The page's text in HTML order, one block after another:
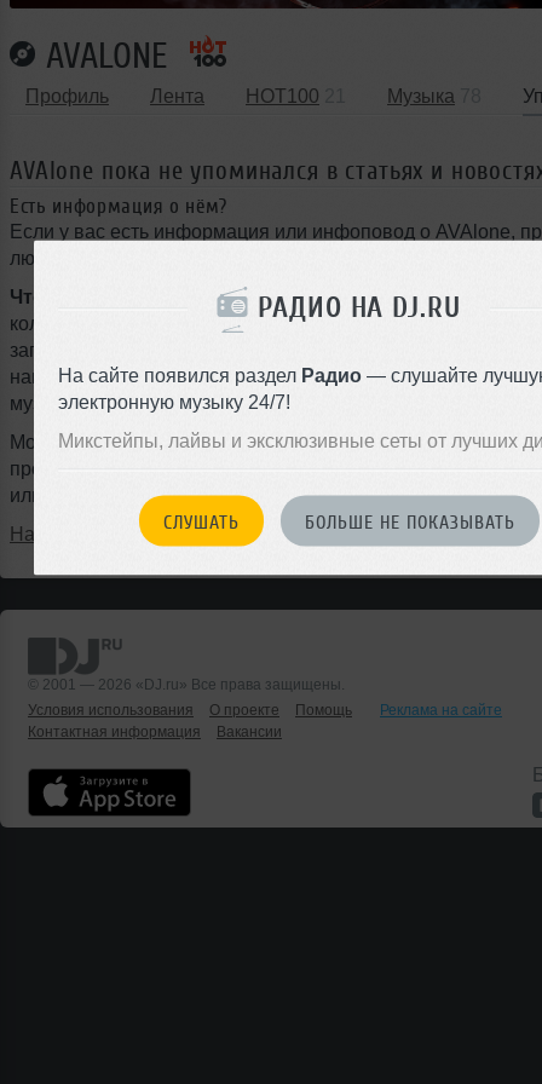
РАДИО НА DJ.RU
На сайте появился раздел Радио — слушайте
электронную музыку 24/7!
Микстейпы, лайвы и эксклюзивные сеты от лучших
СЛУШАТЬ БОЛЬШЕ НЕ ПОКАЗЫВАТЬ
AVALONE
Профиль Лента HOT100 Музыка
AVAlone пока не упоминался в статьях и
Есть информация о нём?
Если у вас есть информация или инфоповод о AVAlone,
любой текст для новости в свободной форме через наш
Что может быть интересно:громкие выступления,
коллаборации, туры, фестивали, подписание контрактов
запуск собственного лейбла, ремиксы, радиошоу, мастер-
награды, смена стиля или любые другие события из мира
музыки.
Можно писать на любом языке, даже с ошибками — наш
профессионально оформит материал и опубликует
или на следующий день.
Написать в @DjruBot
© 2001 — 2026 «DJ.ru» Все права защищены.
Условия использования
О проекте Помощь
Реклама на сайте
Контактная информация
Вакансии